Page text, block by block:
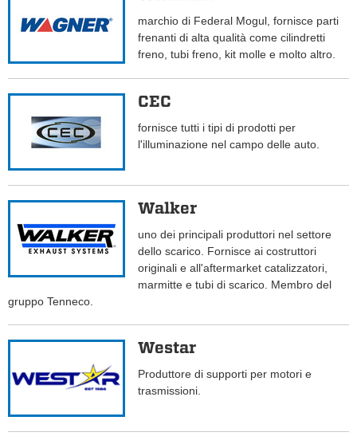
marchio di Federal Mogul, fornisce parti
frenanti di alta qualità come cilindretti
freno, tubi freno, kit molle e molto altro.
CEC
fornisce tutti i tipi di prodotti per
l'illuminazione nel campo delle auto.
Walker
uno dei principali produttori nel settore
dello scarico. Fornisce ai costruttori
originali e all'aftermarket catalizzatori,
marmitte e tubi di scarico. Membro del
gruppo Tenneco.
Westar
Produttore di supporti per motori e
trasmissioni.